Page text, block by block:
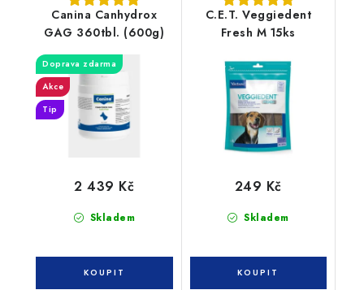
Canina Canhydrox
GAG 360tbl. (600g)
Doprava zdarma
Akce
Tip
Skladem
2 439 Kč
C.E.T. Veggiedent
Fresh M 15ks
Skladem
249 Kč